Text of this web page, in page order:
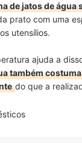
de jatos de água
prato com uma
utensílios.
ajuda a
também
do que a